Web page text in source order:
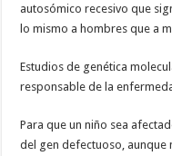
autosómico recesivo que
lo mismo a hombres que a
Estudios de genética
responsable de la
Para que un niño sea
del gen defectuoso, aunque